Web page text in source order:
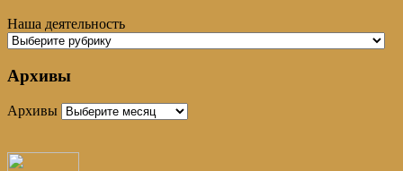
Наша деятельность
Архивы
Архивы